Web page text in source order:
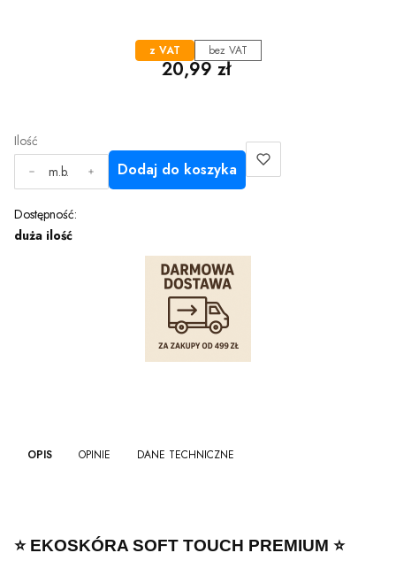
z VAT bez VAT
Cena
20,99 zł
Ilość
m.b.
Dodaj do koszyka
Dostępność:
duża ilość
OPIS OPINIE DANE TECHNICZNE
⭐️ EKOSKÓRA SOFT TOUCH PREMIUM ⭐️